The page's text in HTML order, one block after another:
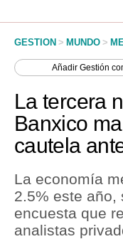
Management & Empleo
Perú
Política
Finanzas Personales
Inmobiliarias
GESTION > MUNDO >
AñadirGestión
La tercera
Banxico
cautela
La economía
2.5% este año,
encuesta que
analistas